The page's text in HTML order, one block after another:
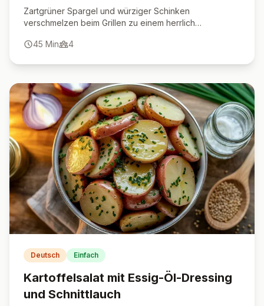
Zartgrüner Spargel und würziger Schinken
verschmelzen beim Grillen zu einem herrlich
45 Min 4
Deutsch Einfach
Kartoffelsalat mit Essig-Öl-Dressing
und Schnittlauch